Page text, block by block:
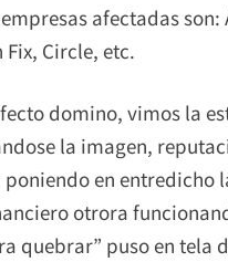
afectadas
Fix, Circle, etc.
domino, vimos la
la imagen,
en entredicho
otrora
quebrar” puso en tela